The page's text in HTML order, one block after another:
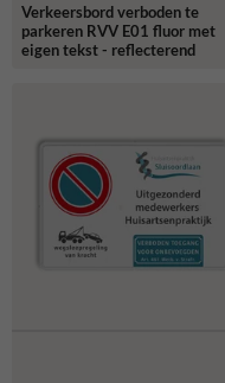
Verkeersbord verboden te
parkeren RVV E01 fluor met
eigen tekst - reflecterend